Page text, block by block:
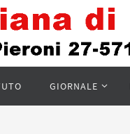
GIORNALE